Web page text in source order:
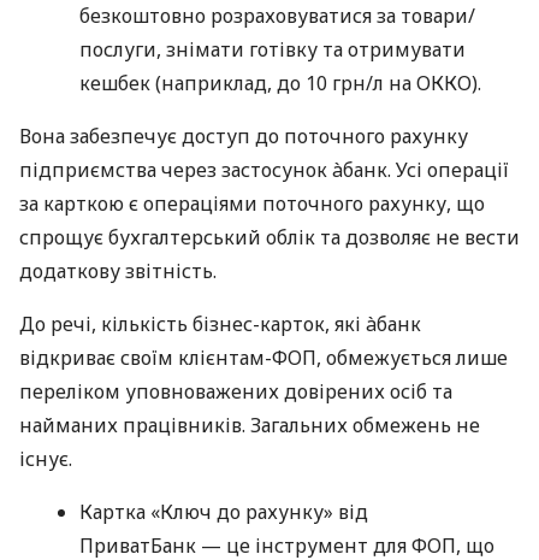
безкоштовно розраховуватися за товари/
послуги, знімати готівку та отримувати
кешбек (наприклад, до 10 грн/л на ОККО).
Вона забезпечує доступ до поточного рахунку
підприємства через застосунок àбанк. Усі операції
за карткою є операціями поточного рахунку, що
спрощує бухгалтерський облік та дозволяє не вести
додаткову звітність.
До речі, кількість бізнес-карток, які àбанк
відкриває своїм клієнтам-ФОП, обмежується лише
переліком уповноважених довірених осіб та
найманих працівників. Загальних обмежень не
існує.
Картка «Ключ до рахунку» від
ПриватБанк — це інструмент для ФОП, що